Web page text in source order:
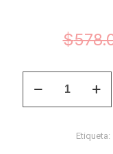
$
Mercado
Etiqueta: